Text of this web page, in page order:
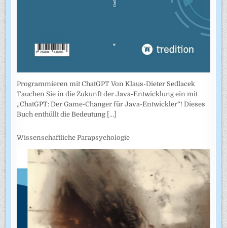
Programmieren mit ChatGPT Von Klaus-Dieter Sedlacek
Tauchen Sie in die Zukunft der Java-Entwicklung ein mit
„ChatGPT: Der Game-Changer für Java-Entwickler“! Dieses
Buch enthüllt die Bedeutung [...]
Wissenschaftliche Parapsychologie